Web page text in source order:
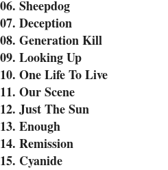
06. Sheepdog
07. Deception
08. Generation Kill
09. Looking Up
10. One Life To Live
11. Our Scene
12. Just The Sun
13. Enough
14. Remission
15. Cyanide